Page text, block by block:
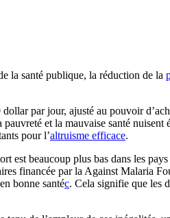
la santé publique, la réduction de la
par jour, ajusté au pouvoir
et la mauvaise santé nuisent
pour l’altruisme efficace.
est beaucoup plus bas dans les
financée par la Against Malaria
bonne santé⁠c. Cela signifie que les